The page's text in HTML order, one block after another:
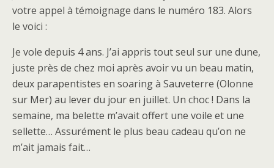
votre appel à témoignage dans le numéro 183. Alors
le voici :
Je vole depuis 4 ans. J’ai appris tout seul sur une dune,
juste près de chez moi après avoir vu un beau matin,
deux parapentistes en soaring à Sauveterre (Olonne
sur Mer) au lever du jour en juillet. Un choc ! Dans la
semaine, ma belette m’avait offert une voile et une
sellette… Assurément le plus beau cadeau qu’on ne
m’ait jamais fait…